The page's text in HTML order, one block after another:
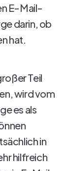
E-Mail-
darin, ob
hat.
Teil
wird vom
es als
in
hilfreich